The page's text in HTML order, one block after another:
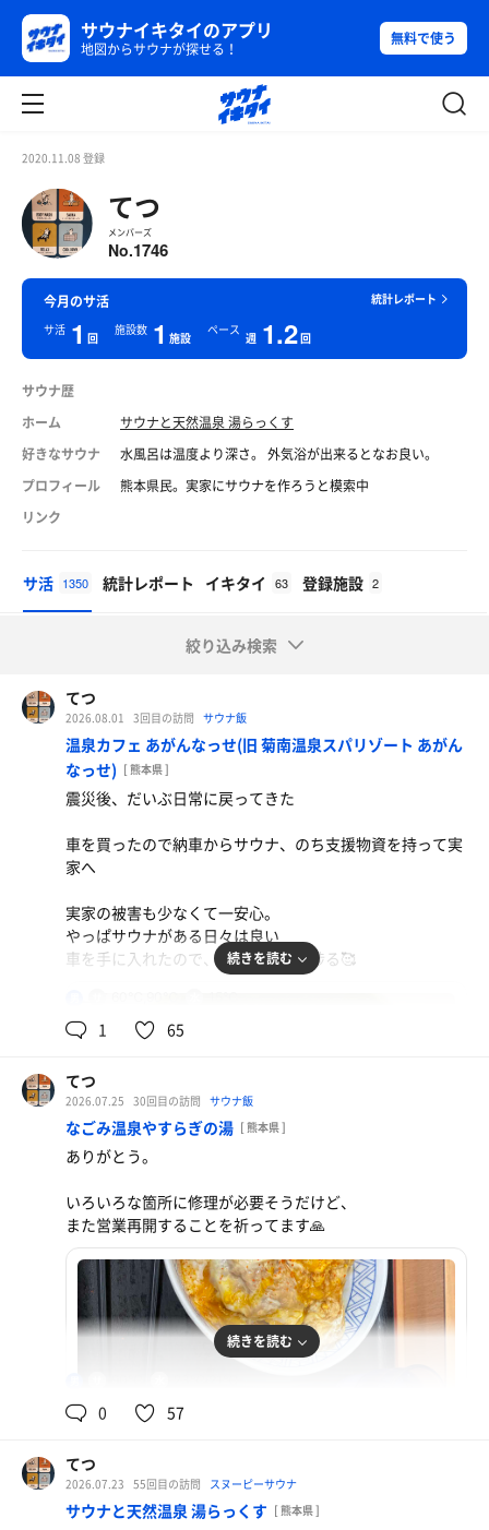
サウナイキタイのアプリ
地図からサウナが探せる！
無料で使う
2020.11.08 登録
てつ
メンバーズ
No.1746
統計レポート
今月のサ活
サ活 1 回
施設数 1 施設
ペース
週 1.2回
サウナ歴
ホーム
サウナと天然温泉 湯らっくす
好きなサウナ
水風呂は温度より深さ。 外気浴が出来るとなお良い。
プロフィール
熊本県民。実家にサウナを作ろうと模索中
リンク
サ活 1350 統計レポート イキタイ 63 登録施設 2
絞り込み検索
てつ
2026.08.01 3回目の訪問 サウナ飯
温泉カフェ あがんなっせ(旧 菊南温泉スパリゾート あがん
なっせ) [ 熊本県 ]
震災後、だいぶ日常に戻ってきた
車を買ったので納車からサウナ、のち支援物資を持って実
家へ
実家の被害も少なくて一安心。
やっぱサウナがある日々は良い
車を手に入れたので、サウナ遠征が捗る🥰
あいがけカレー
東京で食べれなかったお店が何故か熊本に！二日酔い
続きを読む
1 65
てつ
2026.07.25 30回目の訪問 サウナ飯
なごみ温泉やすらぎの湯 [ 熊本県 ]
ありがとう。
いろいろな箇所に修理が必要そうだけど、
また営業再開することを祈ってます🙏
続きを読む
0 57
てつ
2026.07.23 55回目の訪問 スヌーピーサウナ
サウナと天然温泉 湯らっくす [ 熊本県 ]